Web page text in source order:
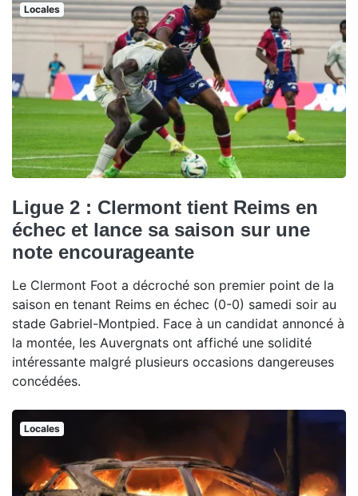
Locales
Ligue 2 : Clermont tient Reims en
échec et lance sa saison sur une
note encourageante
Le Clermont Foot a décroché son premier point de la
saison en tenant Reims en échec (0-0) samedi soir au
stade Gabriel-Montpied. Face à un candidat annoncé à
la montée, les Auvergnats ont affiché une solidité
intéressante malgré plusieurs occasions dangereuses
concédées.
Locales